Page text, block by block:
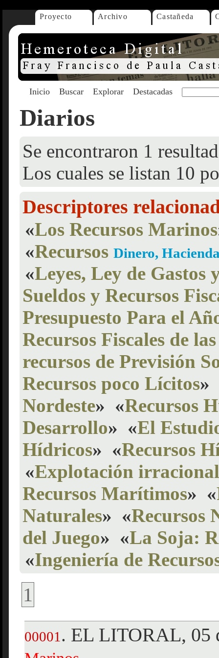
Proyecto Archivo Castañeda
Inicio Buscar Explorar Destacadas
Diarios
Se encontraron 1
Los cuales se listan 10
Descriptores
«Los Recursos Marinos
«Recursos Dinero,
«Leyes, Ley de Gastos
Sueldos y Recursos
Presupuesto Para el
Recursos Fiscales de
recursos de Previsión
Recursos poco Lícitos»
Nordeste» «Recursos
Desarrollo» «El
Hídricos» «Recursos
«Explotación irracional
Recursos Marítimos» «
Naturales» «Recursos
del Juego» «La Soja:
«Ingeniería de
1
00001 . EL LITORAL, 05